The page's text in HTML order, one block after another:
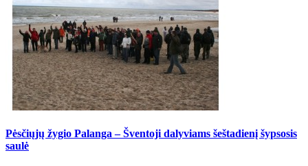
Pėsčiųjų žygio Palanga – Šventoji dalyviams šeštadienį šypsosis
saulė